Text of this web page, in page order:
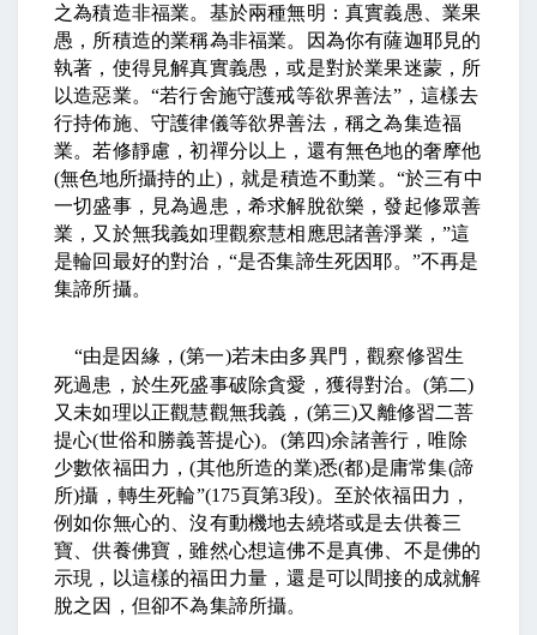
之為積造非福業。基於兩種無明：真實義愚、業果
愚，所積造的業稱為非福業。因為你有薩迦耶見的
執著，使得見解真實義愚，或是對於業果迷蒙，所
以造惡業。 “若行舍施守護戒等欲界善法”，這樣去
行持佈施、守護律儀等欲界善法，稱之為集造福
業。若修靜慮，初禪分以上，還有無色地的奢摩他
(無色地所攝持的止) ，就是積造不動業。 “於三有中
一切盛事，見為過患，希求解脫欲樂，發起修眾善
業，又於無我義如理觀察慧相應思諸善淨業，”這
是輪回最好的對治， “是否集諦生死因耶。 ”不再是
集諦所攝。
“由是因緣， (第一)若未由多異門，觀察修習生
死過患，於生死盛事破除貪愛，獲得對治。 (第二)
又未如理以正觀慧觀無我義， (第三)又離修習二菩
提心(世俗和勝義菩提心)。 (第四)余諸善行，唯除
少數依福田力，(其他所造的業)悉(都)是庸常集(諦
所)攝，轉生死輪”(175頁第3段)。至於依福田力，
例如你無心的、沒有動機地去繞塔或是去供養三
寶、供養佛寶，雖然心想這佛不是真佛、不是佛的
示現，以這樣的福田力量，還是可以間接的成就解
脫之因，但卻不為集諦所攝。